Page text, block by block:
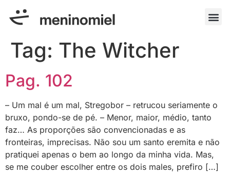
Tag: The Witcher
Pag. 102
– Um mal é um mal, Stregobor – retrucou seriamente o
bruxo, pondo-se de pé. – Menor, maior, médio, tanto
faz… As proporções são convencionadas e as
fronteiras, imprecisas. Não sou um santo eremita e não
pratiquei apenas o bem ao longo da minha vida. Mas,
se me couber escolher entre os dois males, prefiro […]